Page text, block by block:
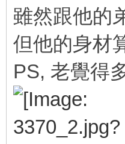
雖然跟他的
但他的身材
PS, 老覺得